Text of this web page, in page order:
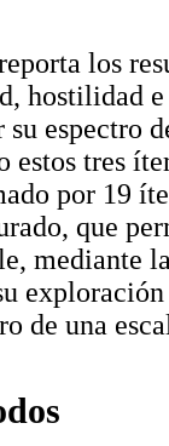
los
hostilidad
espectro
estos tres
por 19
que
mediante
de una